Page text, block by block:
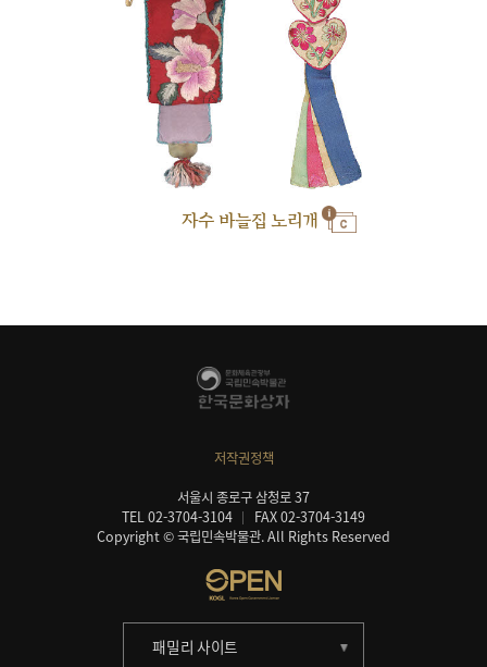
자수 바늘집 노리개
저작권정책
서울시 종로구 삼청로 37
TEL 02-3704-3104
FAX 02-3704-3149
Copyright © 국립민속박물관. All Rights Reserved
패밀리 사이트